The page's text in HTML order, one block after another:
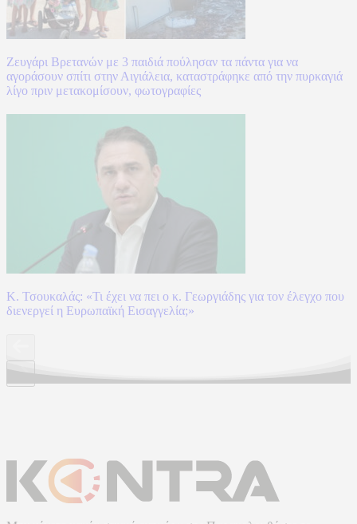
Ζευγάρι Βρετανών με 3 παιδιά πούλησαν τα πάντα για να
αγοράσουν σπίτι στην Αιγιάλεια, καταστράφηκε από την πυρκαγιά
λίγο πριν μετακομίσουν, φωτογραφίες
Κ. Τσουκαλάς: «Τι έχει να πει ο κ. Γεωργιάδης για τον έλεγχο που
διενεργεί η Ευρωπαϊκή Εισαγγελία;»